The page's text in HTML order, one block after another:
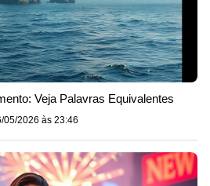
Veja Palavras Equivalentes
05/2026 às 23:46